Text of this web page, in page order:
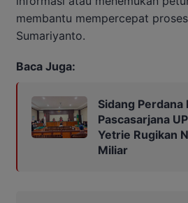
membantu mempercepat
Sumariyanto.
Baca Juga:
Sidang Perdana
Pascasarjana
Yetrie Rugikan
Miliar